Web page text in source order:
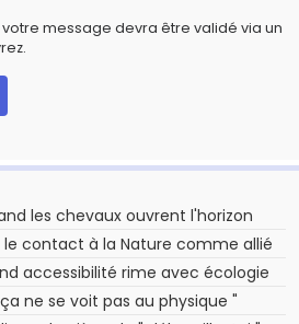
message devra être validé via un
les chevaux ouvrent l'horizon
le contact à la Nature comme allié
accessibilité rime avec écologie
ne se voit pas au physique "